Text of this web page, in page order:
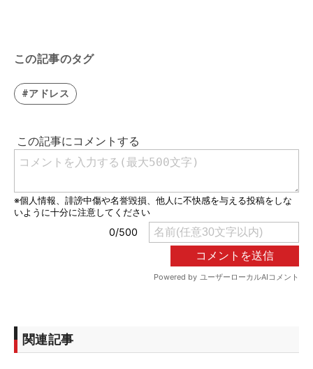
この記事のタグ
#アドレス
関連記事